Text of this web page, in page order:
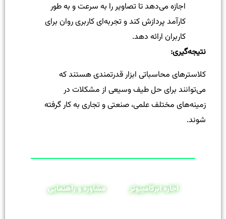
اجازه می‌دهد تا تصاویر را به سرعت و به طور
کارآمد پردازش کند و تجربه‌ای کاربری روان برای
کاربران ارائه دهد.
نتیجه‌گیری:
کلاستر‌های محاسباتی ابزار قدرتمندی هستند که
می‌توانند برای حل طیف وسیعی از مشکلات در
زمینه‌های مختلف علمی، صنعتی و تجاری به کار گرفته
شوند.
اجاره ابرکامپیوتر مشاوره و راهنمایی